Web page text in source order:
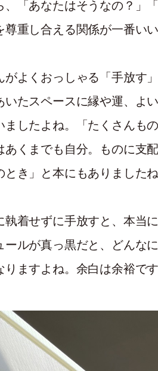
、「あなたはそうなの？」
尊重し合える関係が一番い
がよくおっしゃる「手放す
いたスペースに縁や運、よ
ましたよね。「たくさんも
あくまでも自分。ものに支
き」と本にもありましたね
執着せずに手放すと、本当
ールが真っ黒だと、どんな
ますよね。余白は余裕です